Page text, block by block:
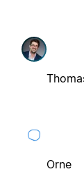
Orne